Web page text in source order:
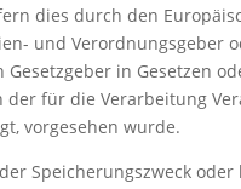
dies durch den
und Verordnungsgeber
Gesetzgeber in Gesetzen
der für die Verarbeitung
vorgesehen wurde.
Speicherungszweck oder